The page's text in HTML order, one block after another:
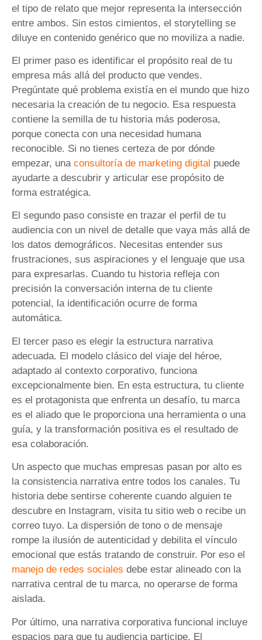
el tipo de relato que mejor representa la intersección
entre ambos. Sin estos cimientos, el storytelling se
diluye en contenido genérico que no moviliza a nadie.
El primer paso es identificar el propósito real de tu
empresa más allá del producto que vendes.
Pregúntate qué problema existía en el mundo que hizo
necesaria la creación de tu negocio. Esa respuesta
contiene la semilla de tu historia más poderosa,
porque conecta con una necesidad humana
reconocible. Si no tienes certeza de por dónde
empezar, una consultoría de marketing digital puede
ayudarte a descubrir y articular ese propósito de
forma estratégica.
El segundo paso consiste en trazar el perfil de tu
audiencia con un nivel de detalle que vaya más allá de
los datos demográficos. Necesitas entender sus
frustraciones, sus aspiraciones y el lenguaje que usa
para expresarlas. Cuando tu historia refleja con
precisión la conversación interna de tu cliente
potencial, la identificación ocurre de forma
automática.
El tercer paso es elegir la estructura narrativa
adecuada. El modelo clásico del viaje del héroe,
adaptado al contexto corporativo, funciona
excepcionalmente bien. En esta estructura, tu cliente
es el protagonista que enfrenta un desafío, tu marca
es el aliado que le proporciona una herramienta o una
guía, y la transformación positiva es el resultado de
esa colaboración.
Un aspecto que muchas empresas pasan por alto es
la consistencia narrativa entre todos los canales. Tu
historia debe sentirse coherente cuando alguien te
descubre en Instagram, visita tu sitio web o recibe un
correo tuyo. La dispersión de tono o de mensaje
rompe la ilusión de autenticidad y debilita el vínculo
emocional que estás tratando de construir. Por eso el
manejo de redes sociales debe estar alineado con la
narrativa central de tu marca, no operarse de forma
aislada.
Por último, una narrativa corporativa funcional incluye
espacios para que tu audiencia participe. El